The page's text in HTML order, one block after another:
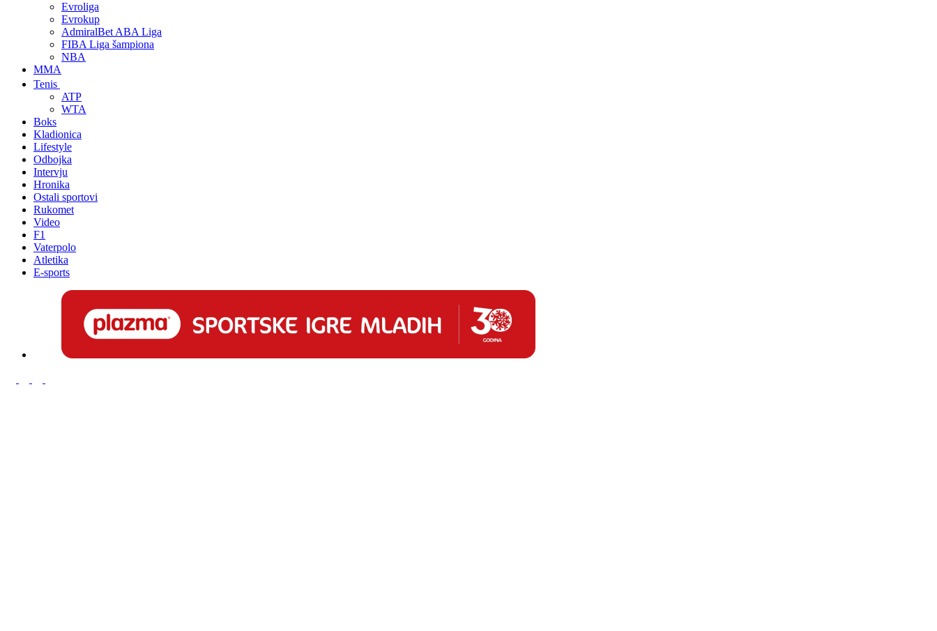
Evroliga
Evrokup
AdmiralBet ABA Liga
FIBA Liga šampiona
NBA
MMA
Tenis
ATP
WTA
Boks
Kladionica
Lifestyle
Odbojka
Intervju
Hronika
Ostali sportovi
Rukomet
Video
F1
Vaterpolo
Atletika
E-sports